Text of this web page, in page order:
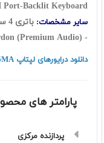
Backlit Keyboard
سایر مشخصات:
-
(Premium Audio)
دانلود درایورهای لپتاپ UX3405MA از وبسایت ایسوس
پارامتر های
پردازنده مرکزی